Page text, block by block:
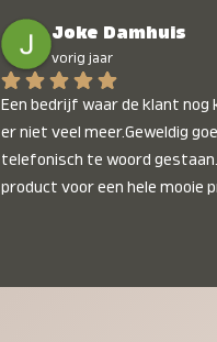
onbetaalbaar :)
Joke Damhuis
vorig jaar
Een bedrijf waar de klant nog
er niet veel meer.Geweldig
telefonisch te woord
product voor een hele mooie